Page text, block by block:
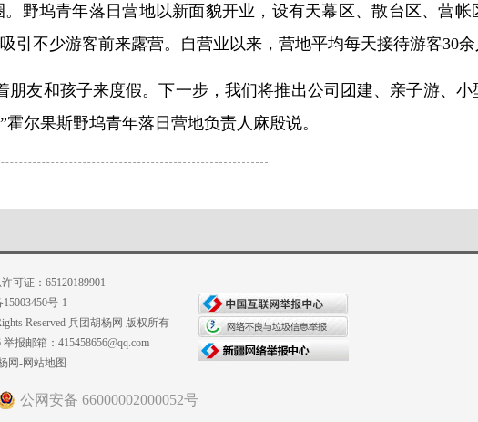
野坞青年落日营地以新面貌开业，设有天幕区、散台区、营
不少游客前来露营。自营业以来，营地平均每天接待游客30余
友和孩子来度假。下一步，我们将推出公司团建、亲子游、
尔果斯野坞青年落日营地负责人麻殷说。
可证：65120189901
号-1
Reserved 兵团胡杨网 版权所有
报邮箱：415458656@qq.com
网-网站地图
公网安备 66000002000052号